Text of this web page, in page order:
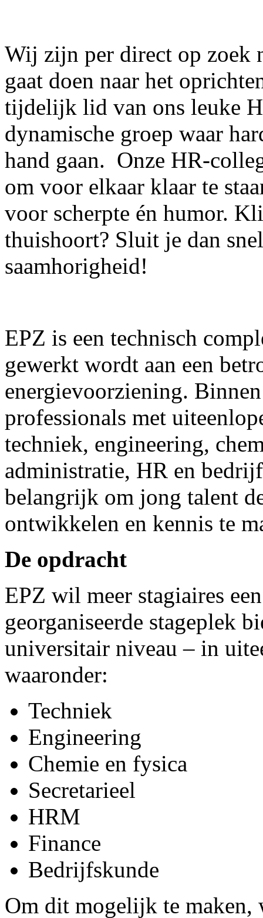
Wij zijn per direct op zoek
gaat doen naar het
tijdelijk lid van ons leuke
dynamische groep waar
hand gaan. Onze HR-
om voor elkaar klaar te
voor scherpte én humor.
thuishoort? Sluit je dan
saamhorigheid!
EPZ is een technisch
gewerkt wordt aan een
energievoorziening.
professionals met
techniek, engineering,
administratie, HR en
belangrijk om jong talent
ontwikkelen en kennis te
De opdracht
EPZ wil meer stagiaires
georganiseerde stageplek
universitair niveau – in
waaronder:
Techniek
Engineering
Chemie en fysica
Secretarieel
HRM
Finance
Bedrijfskunde
Om dit mogelijk te maken,